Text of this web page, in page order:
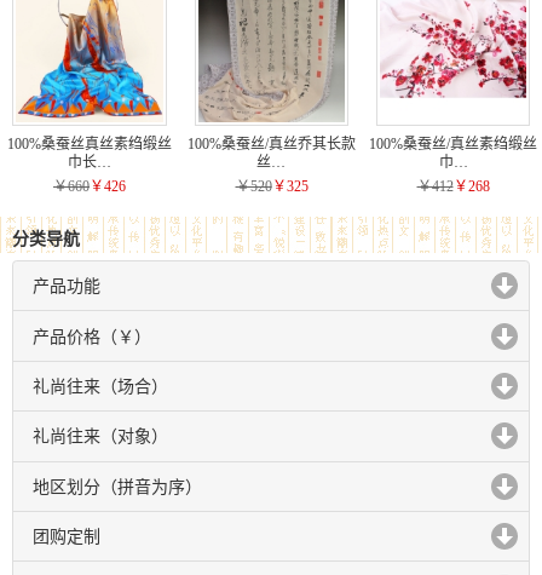
100%桑蚕丝真丝素绉缎丝
巾长…
￥660￥426
100%桑蚕丝/真丝乔其长款
丝…
￥520￥325
100%桑蚕丝/真丝素绉缎丝
巾…
￥412￥268
分类导航
产品功能
click to expand contents
产品价格（￥）
click to expand contents
礼尚往来（场合）
click to expand contents
礼尚往来（对象）
click to expand contents
地区划分（拼音为序）
click to expand contents
团购定制
click to expand contents